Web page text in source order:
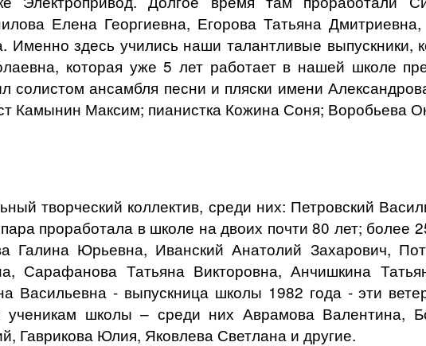
Елена Георгиевна, Егорова Татьяна
здесь учились наши талантливые выпускники,
которая уже 5 лет работает в нашей школе
ансамбля песни и пляски имени
Камынин Максим; пианистка Кожина Соня; Воробьева
творческий коллектив, среди них: Петровский
проработала в школе на двоих почти 80 лет; более
Галина Юрьевна, Иванский Анатолий Захарович,
Сарафанова Татьяна Викторовна, Анчишкина
Васильевна - выпускница школы 1982 года - эти
ученикам школы – среди них Аврамова Валентина,
Гаврикова Юлия, Яковлева Светлана и другие.